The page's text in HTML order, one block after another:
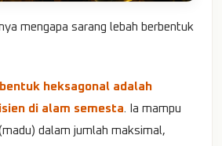
mengapa sarang lebah berbentuk
bentuk heksagonal adalah
di alam semesta. Ia mampu
dalam jumlah maksimal,